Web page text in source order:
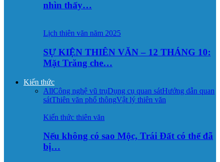
nhìn thấy…
Lịch thiên văn năm 2025
SỰ KIỆN THIÊN VĂN – 12 THÁNG 10:
Mặt Trăng che…
Kiến thức
AllCông nghệ vũ trụDụng cụ quan sátHướng dẫn quan
sátThiên văn phổ thôngVật lý thiên văn
Kiến thức thiên văn
Nếu không có sao Mộc, Trái Đất có thể đã
bị…